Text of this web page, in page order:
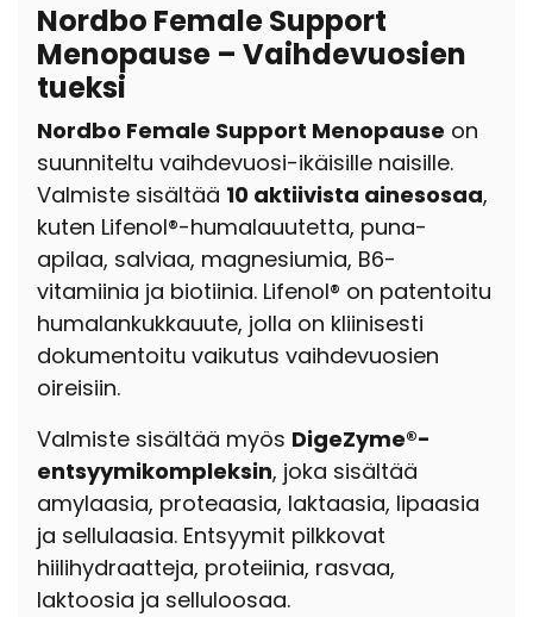
Nordbo Female Support
Menopause – Vaihdevuosien
tueksi
Nordbo Female Support Menopause on
suunniteltu vaihdevuosi-ikäisille naisille.
Valmiste sisältää 10 aktiivista ainesosaa,
kuten Lifenol®-humalauutetta, puna-
apilaa, salviaa, magnesiumia, B6-
vitamiinia ja biotiinia. Lifenol® on patentoitu
humalankukkauute, jolla on kliinisesti
dokumentoitu vaikutus vaihdevuosien
oireisiin.
Valmiste sisältää myös DigeZyme®-
entsyymikompleksin, joka sisältää
amylaasia, proteaasia, laktaasia, lipaasia
ja sellulaasia. Entsyymit pilkkovat
hiilihydraatteja, proteiinia, rasvaa,
laktoosia ja selluloosaa.